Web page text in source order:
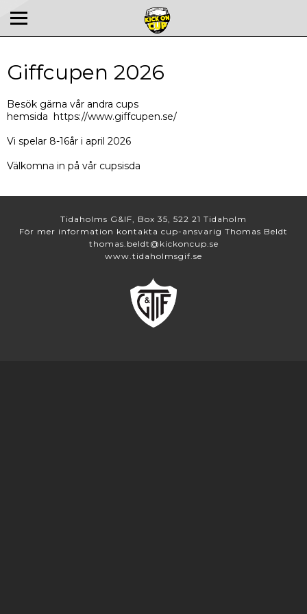
Giffcupen 2026
Besök gärna vår andra cups
hemsida https://www.giffcupen.se/
Vi spelar 8-16år i april 2026
Välkomna in på vår cupsisda
Tidaholms G&IF, Box 35, 522 21 Tidaholm
För mer information kontakta cup-ansvarig Thomas Beldt
thomas.beldt@kickoncup.se
www.tidaholmsgif.se